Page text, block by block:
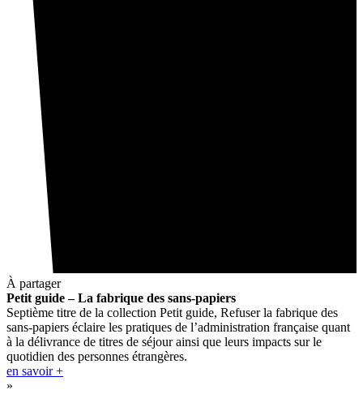
À partager
Petit guide – La fabrique des sans-papiers
Septième titre de la collection Petit guide, Refuser la fabrique des
sans-papiers éclaire les pratiques de l’administration française quant
à la délivrance de titres de séjour ainsi que leurs impacts sur le
quotidien des personnes étrangères.
en savoir +
»